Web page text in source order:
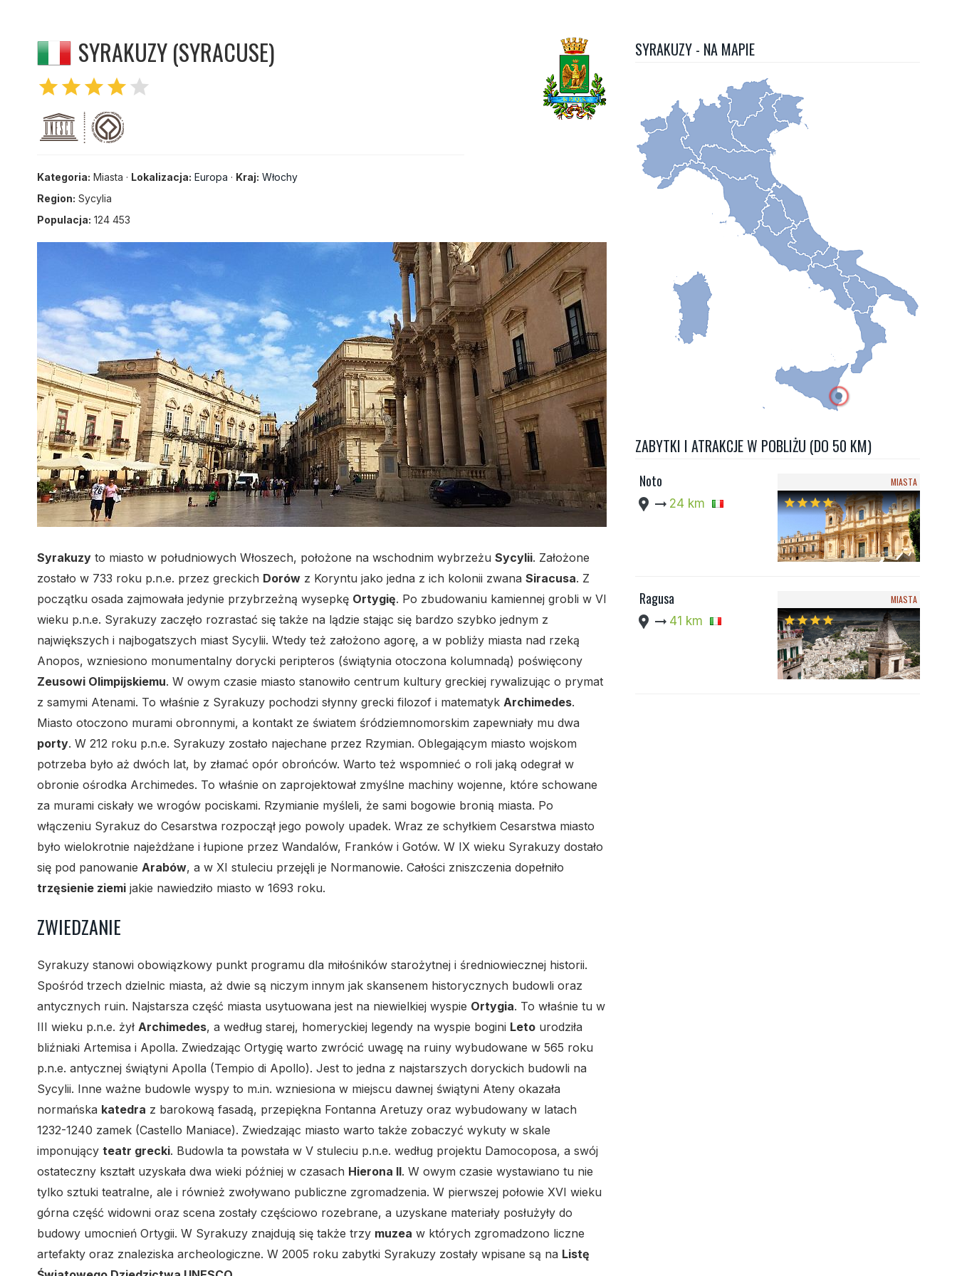
SYRAKUZY (SYRACUSE)
starstarstarstar star
Kategoria: Miasta · Lokalizacja: Europa · Kraj: Włochy
Region: Sycylia
Populacja: 124 453
Syrakuzy to miasto w południowych Włoszech, położone na wschodnim wybrzeżu Sycylii. Założone
zostało w 733 roku p.n.e. przez greckich Dorów z Koryntu jako jedna z ich kolonii zwana Siracusa. Z
początku osada zajmowała jedynie przybrzeżną wysepkę Ortygię. Po zbudowaniu kamiennej grobli w VI
wieku p.n.e. Syrakuzy zaczęło rozrastać się także na lądzie stając się bardzo szybko jednym z
największych i najbogatszych miast Sycylii. Wtedy też założono agorę, a w pobliży miasta nad rzeką
Anopos, wzniesiono monumentalny dorycki peripteros (świątynia otoczona kolumnadą) poświęcony
Zeusowi Olimpijskiemu. W owym czasie miasto stanowiło centrum kultury greckiej rywalizując o prymat
z samymi Atenami. To właśnie z Syrakuzy pochodzi słynny grecki filozof i matematyk Archimedes.
Miasto otoczono murami obronnymi, a kontakt ze światem śródziemnomorskim zapewniały mu dwa
porty. W 212 roku p.n.e. Syrakuzy zostało najechane przez Rzymian. Oblegającym miasto wojskom
potrzeba było aż dwóch lat, by złamać opór obrońców. Warto też wspomnieć o roli jaką odegrał w
obronie ośrodka Archimedes. To właśnie on zaprojektował zmyślne machiny wojenne, które schowane
za murami ciskały we wrogów pociskami. Rzymianie myśleli, że sami bogowie bronią miasta. Po
włączeniu Syrakuz do Cesarstwa rozpoczął jego powoly upadek. Wraz ze schyłkiem Cesarstwa miasto
było wielokrotnie najeżdżane i łupione przez Wandalów, Franków i Gotów. W IX wieku Syrakuzy dostało
się pod panowanie Arabów, a w XI stuleciu przejęli je Normanowie. Całości zniszczenia dopełniło
trzęsienie ziemi jakie nawiedziło miasto w 1693 roku.
ZWIEDZANIE
Syrakuzy stanowi obowiązkowy punkt programu dla miłośników starożytnej i średniowiecznej historii.
Spośród trzech dzielnic miasta, aż dwie są niczym innym jak skansenem historycznych budowli oraz
antycznych ruin. Najstarsza część miasta usytuowana jest na niewielkiej wyspie Ortygia. To właśnie tu w
III wieku p.n.e. żył Archimedes, a według starej, homeryckiej legendy na wyspie bogini Leto urodziła
bliźniaki Artemisa i Apolla. Zwiedzając Ortygię warto zwrócić uwagę na ruiny wybudowane w 565 roku
p.n.e. antycznej świątyni Apolla (Tempio di Apollo). Jest to jedna z najstarszych doryckich budowli na
Sycylii. Inne ważne budowle wyspy to m.in. wzniesiona w miejscu dawnej świątyni Ateny okazała
normańska katedra z barokową fasadą, przepiękna Fontanna Aretuzy oraz wybudowany w latach
1232-1240 zamek (Castello Maniace). Zwiedzając miasto warto także zobaczyć wykuty w skale
imponujący teatr grecki. Budowla ta powstała w V stuleciu p.n.e. według projektu Damocoposa, a swój
ostateczny kształt uzyskała dwa wieki później w czasach Hierona II. W owym czasie wystawiano tu nie
tylko sztuki teatralne, ale i również zwoływano publiczne zgromadzenia. W pierwszej połowie XVI wieku
górna część widowni oraz scena zostały częściowo rozebrane, a uzyskane materiały posłużyły do
budowy umocnień Ortygii. W Syrakuzy znajdują się także trzy muzea w których zgromadzono liczne
artefakty oraz znaleziska archeologiczne. W 2005 roku zabytki Syrakuzy zostały wpisane są na Listę
SYRAKUZY - NA MAPIE
ZABYTKI I ATRAKCJE W POBLIŻU (DO 50 KM)
Noto
location_pin arrow_right_alt 24 km
MIASTA
starstarstarstar
Ragusa
location_pin arrow_right_alt 41 km
MIASTA
starstarstarstar